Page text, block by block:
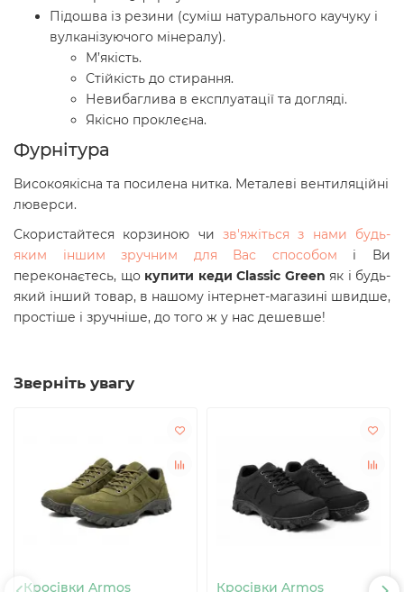
Підошва із резини (суміш натурального каучуку і
вулканізуючого мінералу).
М’якість.
Стійкість до стирання.
Невибаглива в експлуатації та догляді.
Якісно проклеєна.
Фурнітура
Високоякісна та посилена нитка. Металеві вентиляційні
люверси.
Скористайтеся корзиною чи зв'яжіться з нами будь-
яким іншим зручним для Вас способом і Ви
переконаєтесь, що купити кеди Classic Green як і будь-
який інший товар, в нашому інтернет-магазині швидше,
простіше і зручніше, до того ж у нас дешевше!
Зверніть увагу
Кросівки Armos
Кросівки Armos